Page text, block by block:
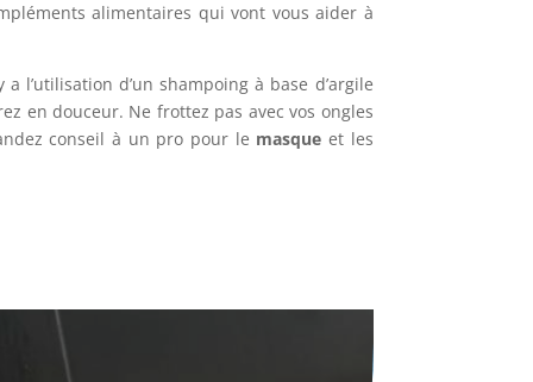
alimentaires qui vont vous aider à
l’utilisation d’un shampoing à base d’argile
en douceur. Ne frottez pas avec vos ongles
conseil à un pro pour le masque et les